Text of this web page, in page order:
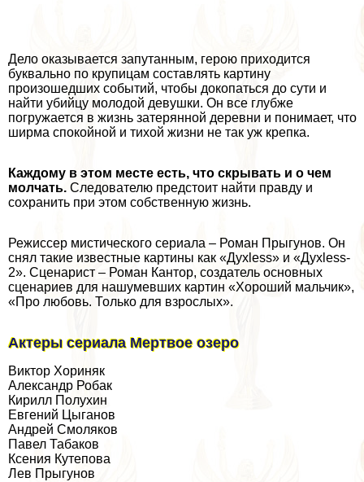
Дело оказывается запyтaнным, герою приходится
буквально по крупицам составлять картину
произошедших событий, чтобы докопаться до сути и
найти убийцу молодой дeвyшки. Он все глубже
погружается в жизнь затерянной деревни и понимает, что
ширма спокойной и тихой жизни не так уж крепка.
Каждому в этом месте есть, что скрывать и о чем
молчать. Следователю предстоит найти правду и
сохранить при этом собственную жизнь.
Режиссер мистического сериала – Роман Прыгунов. Он
снял такие известные картины как «Духless» и «Духless-
2». Сценарист – Роман Кантор, создатель основных
сценариев для нашумевших картин «Хороший мальчик»,
«Про любовь. Только для взрослых».
Актеры сериала Мертвое озеро
Виктор Хориняк
Александр Робак
Кирилл Полухин
Евгений Цыганов
Андрей Смоляков
Павел Табаков
Ксения Кутепова
Лев Прыгунов